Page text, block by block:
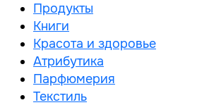
Продукты
Книги
Красота и здоровье
Атрибутика
Парфюмерия
Текстиль